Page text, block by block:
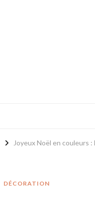
Joyeux Noël en couleurs
DÉCORATION